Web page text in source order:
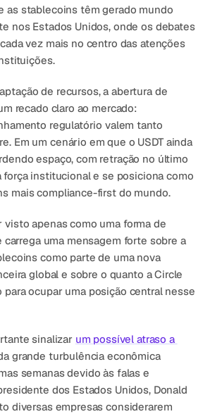
Comece agora
as stablecoins têm gerado mundo
nos Estados Unidos, onde os debates
vez mais no centro das atenções
de recursos, a abertura de
recado claro ao mercado:
regulatório valem tanto
Em um cenário em que o USDT ainda
espaço, com retração no último
força institucional e se posiciona como
mais compliance-first do mundo.
visto apenas como uma forma de
carrega uma mensagem forte sobre a
como parte de uma nova
global e sobre o quanto a Circle
para ocupar uma posição central nesse
sinalizar um possível atraso a
grande turbulência econômica
semanas devido às falas e
dos Estados Unidos, Donald
diversas empresas considerarem